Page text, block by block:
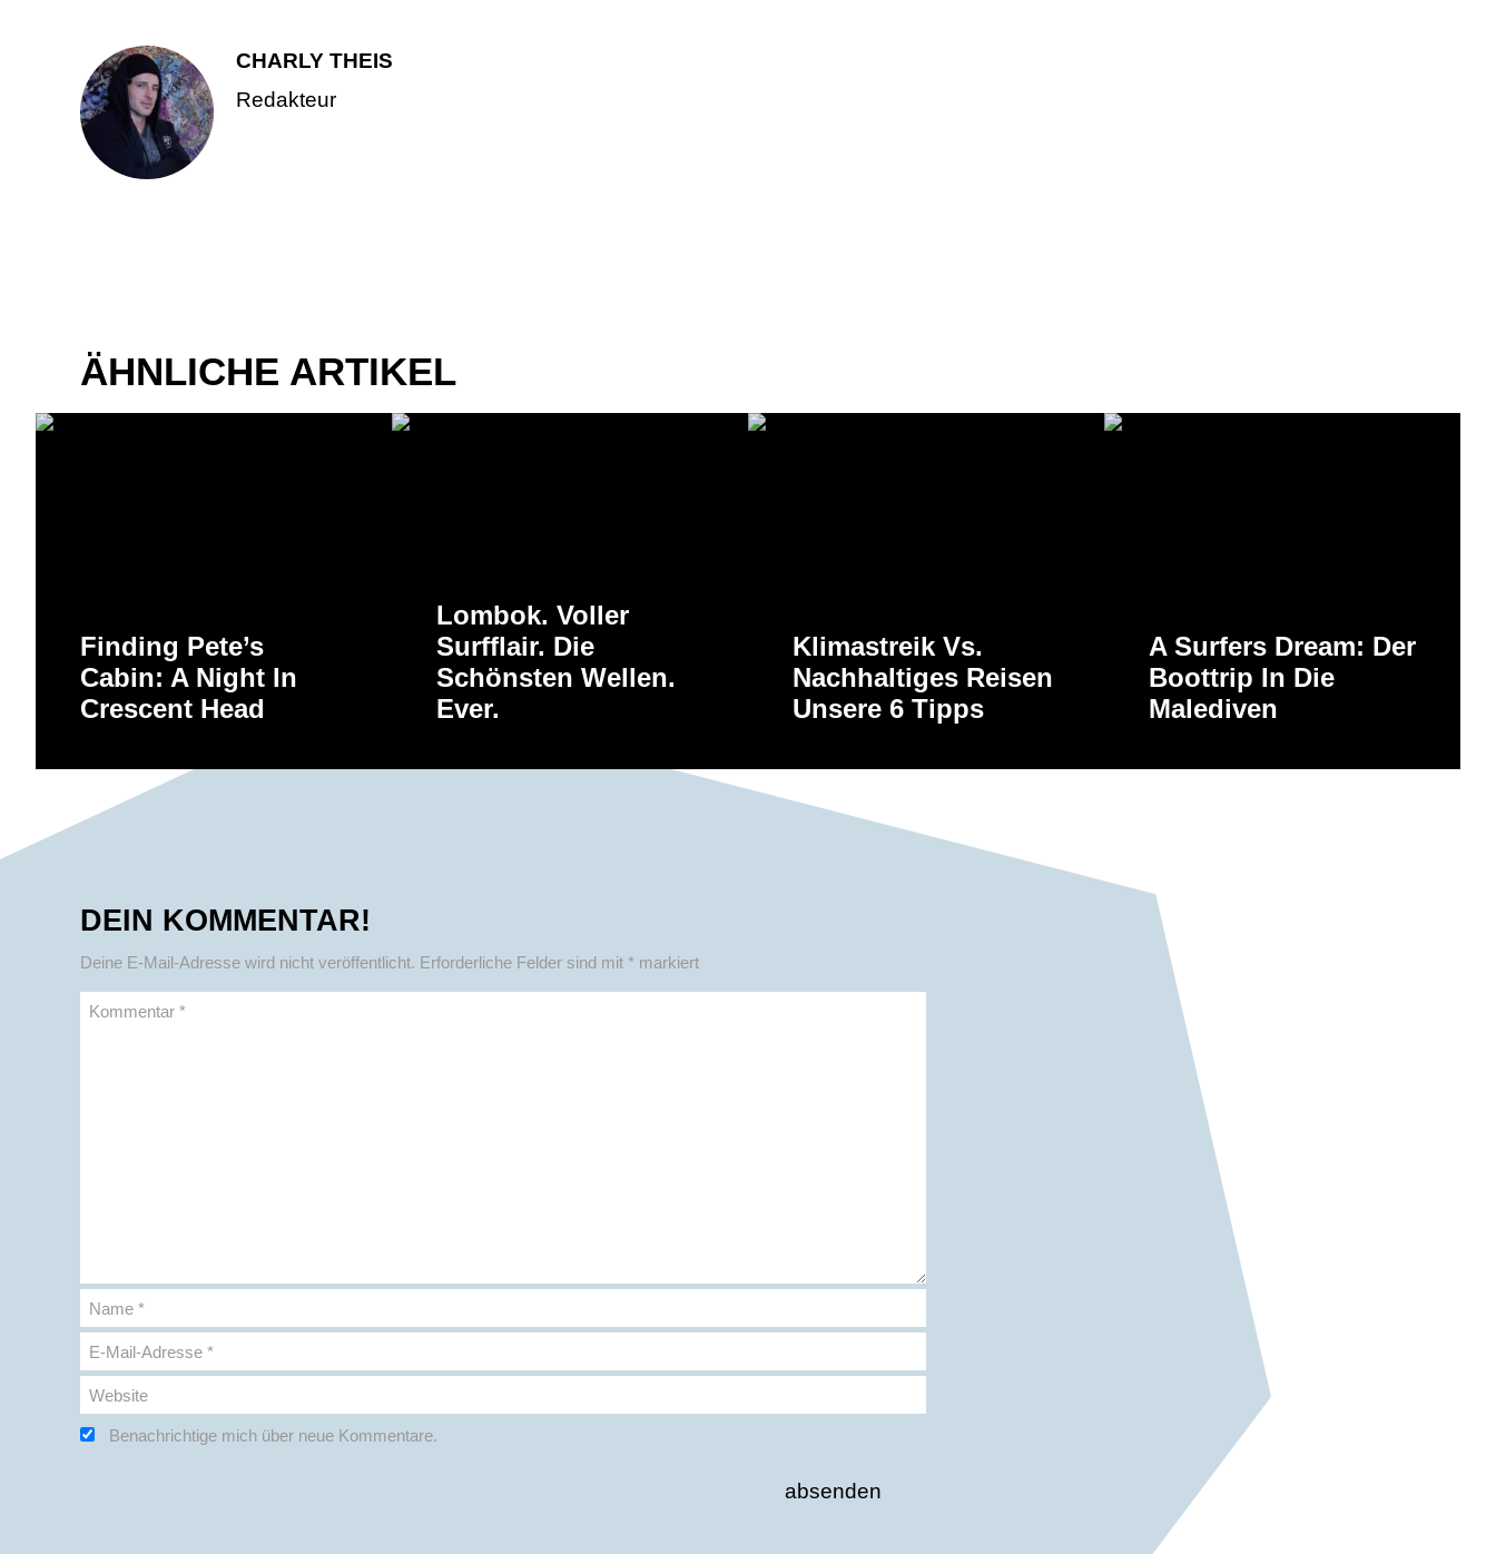
CHARLY THEIS
Redakteur
ÄHNLICHE ARTIKEL
Finding Pete’s
Cabin: A Night In
Crescent Head
Lombok. Voller
Surfflair. Die
Schönsten Wellen.
Ever.
Klimastreik Vs.
Nachhaltiges Reisen
Unsere 6 Tipps
A Surfers Dream: Der
Boottrip In Die
Malediven
DEIN KOMMENTAR!
Deine E-Mail-Adresse wird nicht veröffentlicht. Erforderliche Felder sind mit * markiert
Kommentar *
Name *
E-Mail-Adresse *
Website
Benachrichtige mich über neue Kommentare.